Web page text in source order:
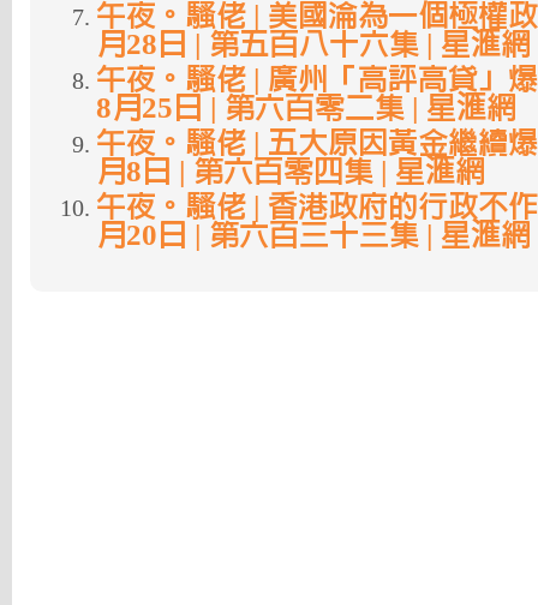
午夜。騷佬 | 美國淪為一個極權
月28日 | 第五百八十六集 | 星滙網
午夜。騷佬 | 廣州「高評高貸」
8月25日 | 第六百零二集 | 星滙網
午夜。騷佬 | 五大原因黃金繼續
月8日 | 第六百零四集 | 星滙網
午夜。騷佬 | 香港政府的行政不
月20日 | 第六百三十三集 | 星滙網